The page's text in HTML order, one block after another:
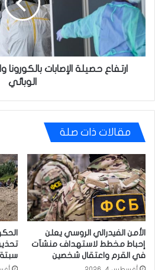
والصحة
تعلن
الموقف
الوبائي
ارتفاع حصيلة الإصابات
الوبائي
مقالات ذات صلة
الأمن الفيدرالي الروسي يعلن
إحباط مخطط لاستهداف منشآت
في القرم واعتقال شخصين
سبتة